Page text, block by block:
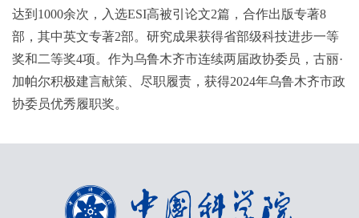
达到1000余次，入选ESI高被引论文2篇，合作出版专著8
部，其中英文专著2部。研究成果获得省部级科技进步一等
奖和二等奖4项。作为乌鲁木齐市连续两届政协委员，古丽·
加帕尔积极建言献策、尽职履责，获得2024年乌鲁木齐市政
协委员优秀履职奖。